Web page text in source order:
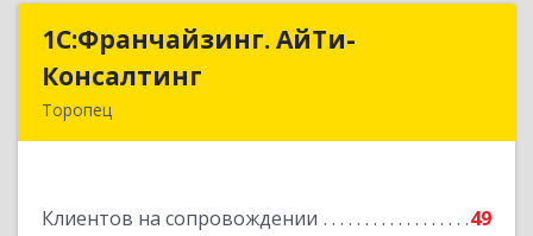
1С:Франчайзинг. АйТи-
Консалтинг
Торопец
Клиентов на сопровождении 49
1С:Франчайзинг. АйТи-
Подробнее